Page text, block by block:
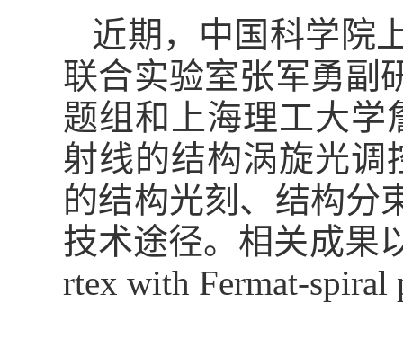
近期，中国科学院
联合实验室张军勇副
题组和上海理工大学
射线的结构涡旋光调
的结构光刻、结构分
技术途径。相关成果
rtex with Fermat-spiral